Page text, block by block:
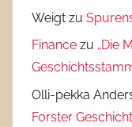
Weigt zu
Finance zu „Die
Olli-pekka
Forster